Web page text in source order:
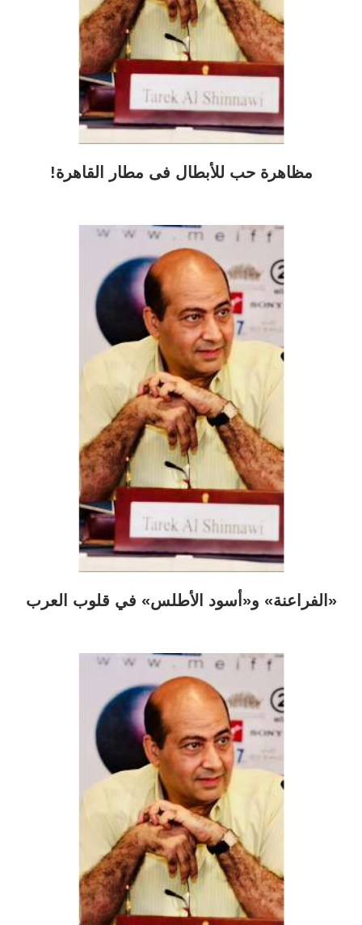
مظاهرة حب للأبطال فى مطار القاهرة!
«الفراعنة» و«أسود الأطلس» في قلوب العرب